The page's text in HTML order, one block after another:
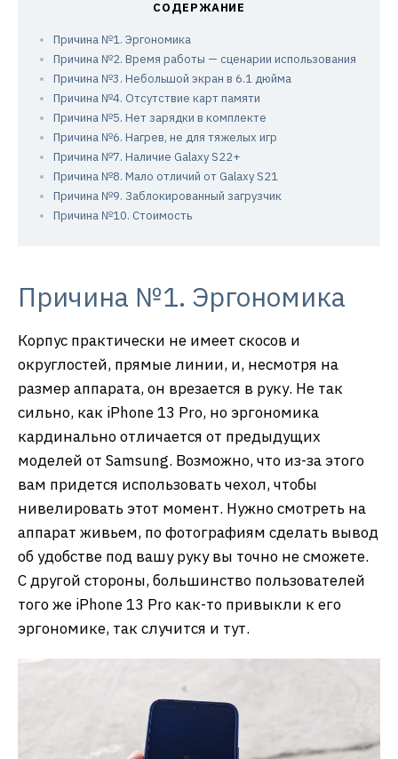
Причина №1. Эргономика
Причина №2. Время работы — сценарии использования
Причина №3. Небольшой экран в 6.1 дюйма
Причина №4. Отсутствие карт памяти
Причина №5. Нет зарядки в комплекте
Причина №6. Нагрев, не для тяжелых игр
Причина №7. Наличие Galaxy S22+
Причина №8. Мало отличий от Galaxy S21
Причина №9. Заблокированный загрузчик
Причина №10. Стоимость
Причина №1. Эргономика
Корпус практически не имеет скосов и
округлостей, прямые линии, и, несмотря на
размер аппарата, он врезается в руку. Не так
сильно, как iPhone 13 Pro, но эргономика
кардинально отличается от предыдущих
моделей от Samsung. Возможно, что из-за этого
вам придется использовать чехол, чтобы
нивелировать этот момент. Нужно смотреть на
аппарат живьем, по фотографиям сделать вывод
об удобстве под вашу руку вы точно не сможете.
С другой стороны, большинство пользователей
того же iPhone 13 Pro как-то привыкли к его
эргономике, так случится и тут.